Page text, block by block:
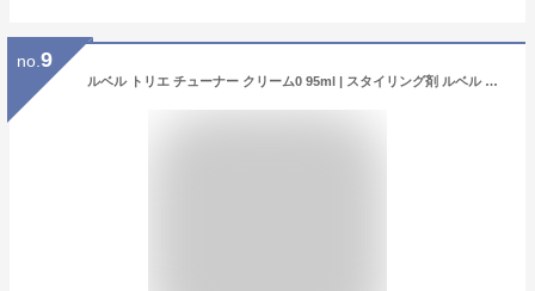
no. 9
ルベル トリエ チューナー クリーム0 95ml | スタイリング剤 ルベル ヘアクリーム ヘアミルク ストレートヘア 美容院 美容室 サロン トリートメント 洗い流さない 潤い まとまり 髪 ヘア ヘアスタイル ヘアスタイリング